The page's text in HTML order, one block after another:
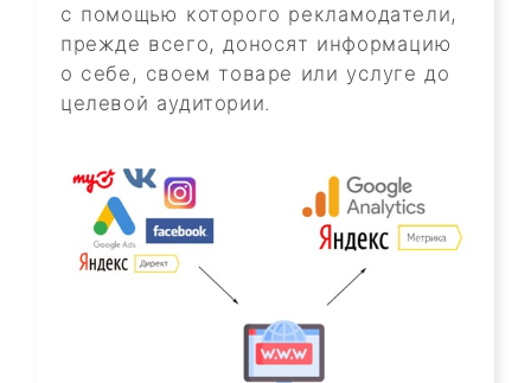
с помощью которого рекламодатели,
прежде всего, доносят информацию
о себе, своем товаре или услуге до
целевой аудитории.